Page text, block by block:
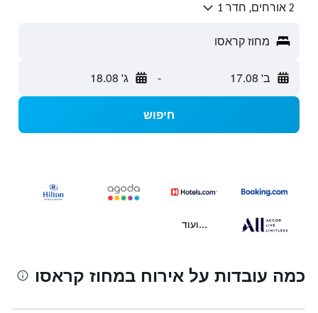
2 אורחים, חדר 1
מחוז קראסו
ב' 17.08 - ג' 18.08
חיפוש
...ועוד
כמה עובדות על אירוח במחוז קראסו